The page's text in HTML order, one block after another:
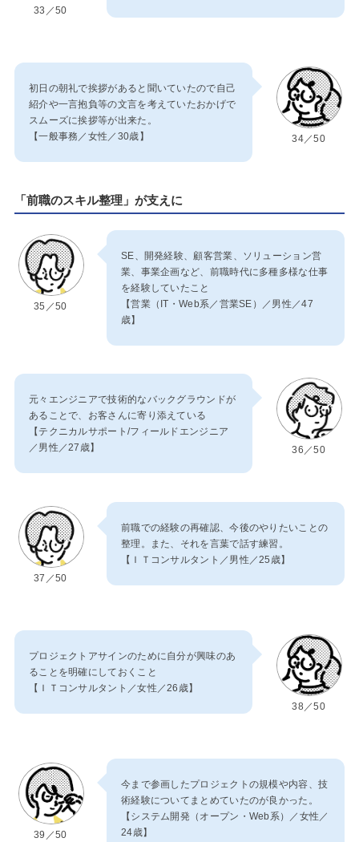
33／50
初日の朝礼で挨拶があると聞いていたので自己
紹介や一言抱負等の文言を考えていたおかげで
スムーズに挨拶等が出来た。
【一般事務／女性／30歳】
34／50
「前職のスキル整理」が支えに
35／50
SE、開発経験、顧客営業、ソリューション営
業、事業企画など、前職時代に多種多様な仕事
を経験していたこと
【営業（IT・Web系／営業SE）／男性／47
歳】
元々エンジニアで技術的なバックグラウンドが
あることで、お客さんに寄り添えている
【テクニカルサポート/フィールドエンジニア
／男性／27歳】
36／50
37／50
前職での経験の再確認、今後のやりたいことの
整理。また、それを言葉で話す練習。
【ＩＴコンサルタント／男性／25歳】
プロジェクトアサインのために自分が興味のあ
ることを明確にしておくこと
【ＩＴコンサルタント／女性／26歳】
38／50
39／50
今まで参画したプロジェクトの規模や内容、技
術経験についてまとめていたのが良かった。
【システム開発（オープン・Web系）／女性／
24歳】